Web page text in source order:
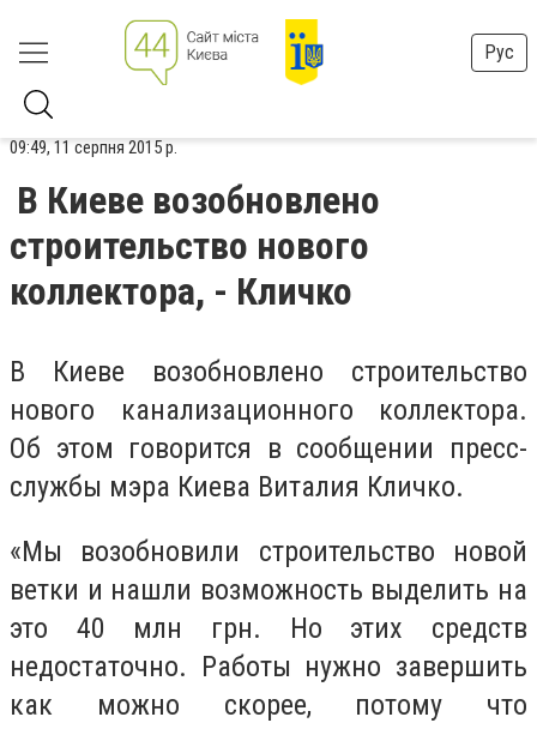
Рус
09:49, 11 серпня 2015 р.
В Киеве возобновлено
строительство нового
коллектора, - Кличко
В Киеве возобновлено строительство
нового канализационного коллектора.
Об этом говорится в сообщении пресс-
службы мэра Киева Виталия Кличко.
«Мы возобновили строительство новой
ветки и нашли возможность выделить на
это 40 млн грн. Но этих средств
недостаточно. Работы нужно завершить
как можно скорее, потому что